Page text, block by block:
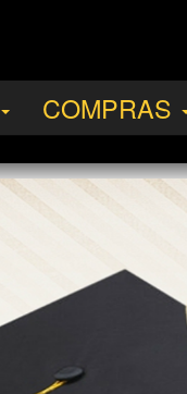
COMPRAS